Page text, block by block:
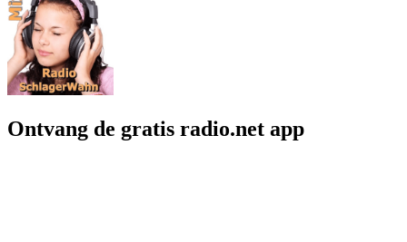
Ontvang de gratis radio.net app